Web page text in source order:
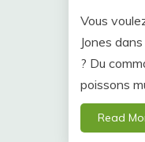
Vous
Jones
? Du
poissons
Read